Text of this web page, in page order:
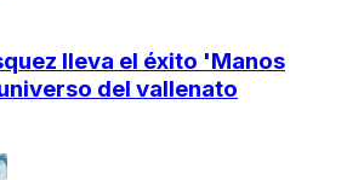
lleva el éxito 'Manos
del vallenato